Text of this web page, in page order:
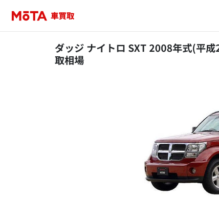
ダッジ ナイトロ SXT 2008年式(平
取相場